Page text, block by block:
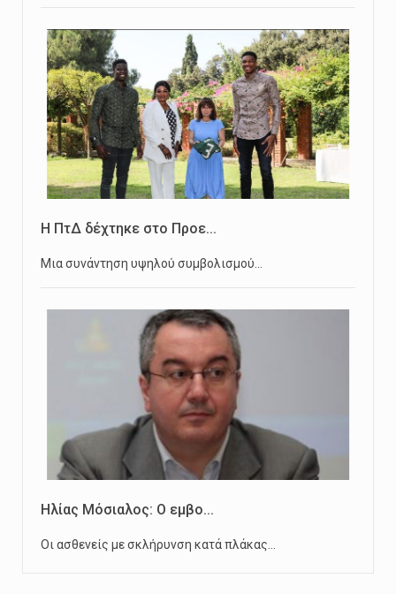
Η ΠτΔ δέχτηκε στο Προε...
Μια συνάντηση υψηλού συμβολισμού…
Ηλίας Μόσιαλος: Ο εμβο...
Οι ασθενείς με σκλήρυνση κατά πλάκας…